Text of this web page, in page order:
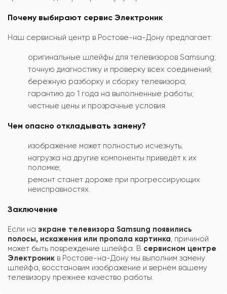
Почему выбирают сервис Электроник
Наш сервисный центр в Ростове-на-Дону предлагает:
оригинальные шлейфы для телевизоров Samsung;
точную диагностику и проверку всех соединений;
бережную разборку и сборку телевизора;
гарантию до 1 года на выполненные работы;
честные цены и прозрачные условия.
Чем опасно откладывать замену?
изображение может полностью исчезнуть;
нагрузка на другие компоненты приведёт к их
поломке;
ремонт станет дороже при прогрессирующих
неисправностях.
Заключение
Если на экране телевизора Samsung появились
полосы, искажения или пропала картинка , причиной
может быть повреждение шлейфа. В сервисном центре
Электроник в Ростове-на-Дону мы выполним замену
шлейфа, восстановим изображение и вернём вашему
телевизору прежнее качество работы.